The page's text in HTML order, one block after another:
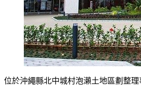
位於沖繩縣北中城村泡瀨土地區劃整